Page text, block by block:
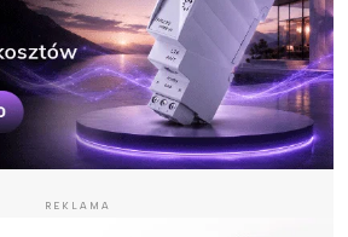
REKLAMA